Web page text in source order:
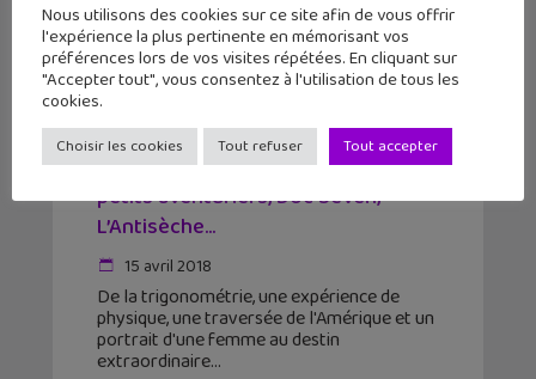
Apprendre avec YouTube #74 : Les
petits aventuriers, Doc Seven,
L’Antisèche…
15 avril 2018
De la trigonométrie, une expérience de
physique, une traversée de l'Amérique et un
portrait d'une femme au destin
extraordinaire
Nous utilisons des cookies sur ce site afin de vous offrir
l'expérience la plus pertinente en mémorisant vos
préférences lors de vos visites répétées. En cliquant sur
"Accepter tout", vous consentez à l'utilisation de tous les
cookies.
Choisir les cookies Tout refuser Tout accepter